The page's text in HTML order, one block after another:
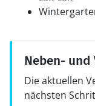
Neben- und
Die aktuellen
nächsten